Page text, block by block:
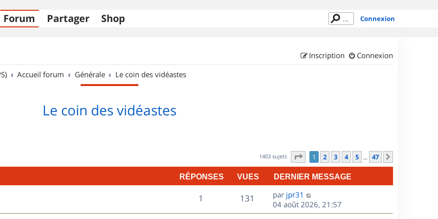
Forum Partager Shop Connexion
Connexion
Inscription
Accueil forum Générale Le coin des vidéastes
Le coin des vidéastes
1403 sujets Page sur47
1 2 3 4 5 … 47
RÉPONSES VUES DERNIER MESSAGE
1
é
131
u
D
e
r
par jpr31
04 août 2026, 21:57